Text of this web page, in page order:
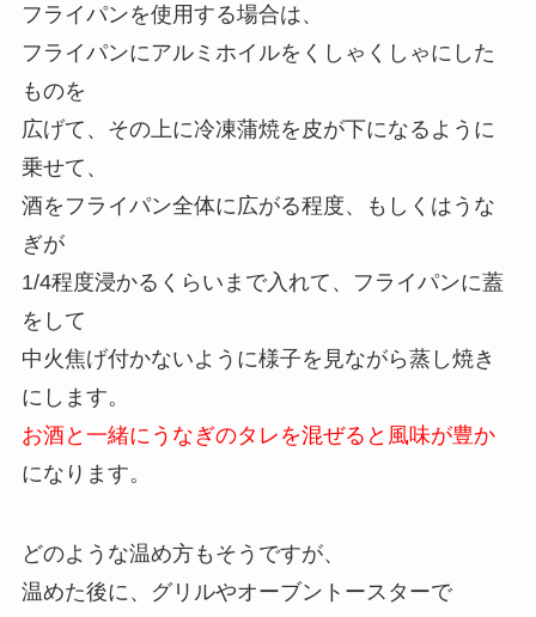
フライパンを使用する場合は、
フライパンにアルミホイルをくしゃくしゃにした
ものを
広げて、その上に冷凍蒲焼を皮が下になるように
乗せて、
酒をフライパン全体に広がる程度、もしくはうな
ぎが
1/4程度浸かるくらいまで入れて、フライパンに蓋
をして
中火焦げ付かないように様子を見ながら蒸し焼き
にします。
お酒と一緒にうなぎのタレを混ぜると風味が豊か
になります。
どのような温め方もそうですが、
温めた後に、グリルやオーブントースターで